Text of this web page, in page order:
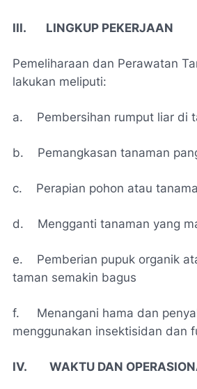
III. LINGKUP PEKERJAAN
Pemeliharaan dan Perawatan
lakukan meliputi:
a. Pembersihan rumput liar di
b. Pemangkasan tanaman
c. Perapian pohon atau
d. Mengganti tanaman yang
e. Pemberian pupuk organik
taman semakin bagus
f. Menangani hama dan
menggunakan insektisidan dan
IV. WAKTU DAN